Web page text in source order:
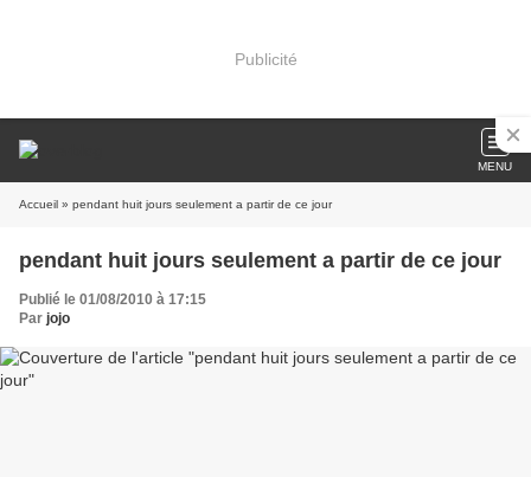
Publicité
MENU
Accueil » pendant huit jours seulement a partir de ce jour
pendant huit jours seulement a partir de ce jour
Publié le 01/08/2010 à 17:15
Par jojo